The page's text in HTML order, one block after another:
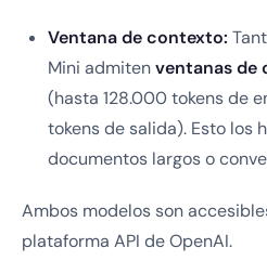
Ventana de contexto:
Mini admitenventanas de
(hasta 128.000 tokens de
tokens de salida). Esto los
documentos largos o
Ambos modelos son
plataforma API de OpenAI.